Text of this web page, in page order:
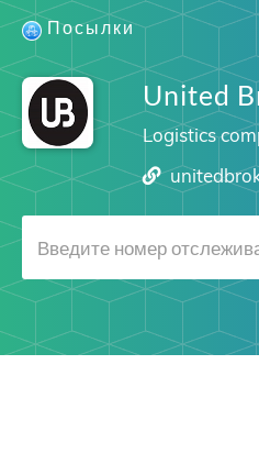
Посылки
United
Logistics